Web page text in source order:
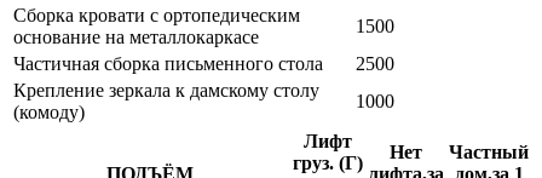
Сборка кровати с ортопедическим
основание на металлокаркасе
1500
Частичная сборка письменного стола
2500
Крепление зеркала к дамскому столу
(комоду)
1000
ПОДЪЁМ
Лифт
груз. (Г)
Нет
лифта,за
Частный
дом,за 1